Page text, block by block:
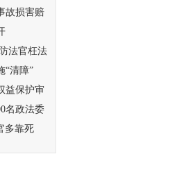
故损害赔
法官枉法
“清障”
益保护审
名政法委
多靠死